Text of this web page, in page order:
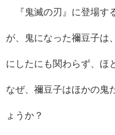
『鬼滅の刃』に登場す
が、鬼になった禰豆子は
にしたにも関わらず、ほ
なぜ、禰豆子はほかの鬼
ょうか？